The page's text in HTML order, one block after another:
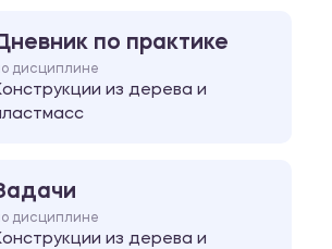
по практике
дисциплине
из дерева и
дисциплине
из дерева и